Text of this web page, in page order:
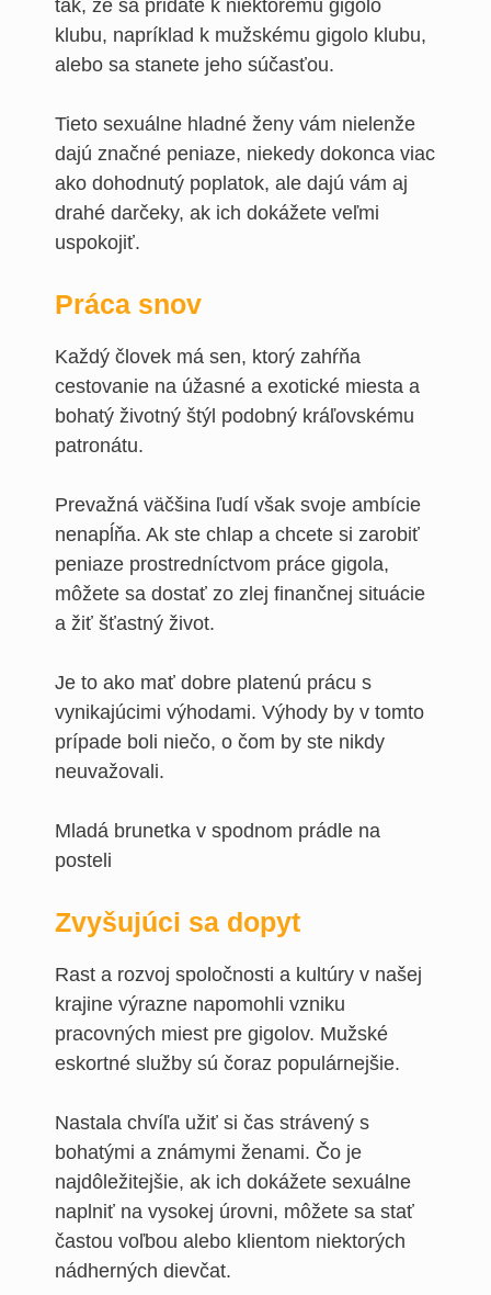
tak, že sa pridáte k niektorému gigolo
klubu, napríklad k mužskému gigolo klubu,
alebo sa stanete jeho súčasťou.
Tieto sexuálne hladné ženy vám nielenže
dajú značné peniaze, niekedy dokonca viac
ako dohodnutý poplatok, ale dajú vám aj
drahé darčeky, ak ich dokážete veľmi
uspokojiť.
Práca snov
Každý človek má sen, ktorý zahŕňa
cestovanie na úžasné a exotické miesta a
bohatý životný štýl podobný kráľovskému
patronátu.
Prevažná väčšina ľudí však svoje ambície
nenapĺňa. Ak ste chlap a chcete si zarobiť
peniaze prostredníctvom práce gigola,
môžete sa dostať zo zlej finančnej situácie
a žiť šťastný život.
Je to ako mať dobre platenú prácu s
vynikajúcimi výhodami. Výhody by v tomto
prípade boli niečo, o čom by ste nikdy
neuvažovali.
Zvyšujúci sa dopyt
Rast a rozvoj spoločnosti a kultúry v našej
krajine výrazne napomohli vzniku
pracovných miest pre gigolov. Mužské
eskortné služby sú čoraz populárnejšie.
Nastala chvíľa užiť si čas strávený s
bohatými a známymi ženami. Čo je
najdôležitejšie, ak ich dokážete sexuálne
naplniť na vysokej úrovni, môžete sa stať
častou voľbou alebo klientom niektorých
nádherných dievčat.